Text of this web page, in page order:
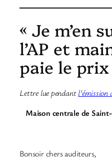
« Je m’en
l’AP et
paie le
Lettre lue pendant
Maison centrale de
Bonsoir chers auditeurs,